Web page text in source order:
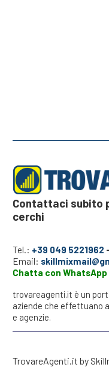
Contattaci subito
cerchi
Tel.: +39 049 5221962 -
Email:
Chatta con WhatsApp
trovareagenti.it è un
aziende che effettuano
e agenzie.
TrovareAgenti.it by